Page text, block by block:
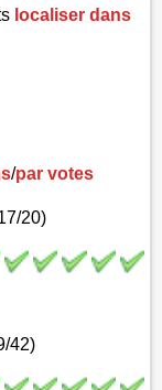
localiser dans
/par votes
20)
42)